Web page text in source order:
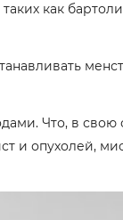
как
Что, в
и опухолей,